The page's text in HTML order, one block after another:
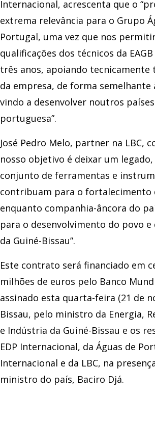
Internacional, acrescenta que o
extrema relevância para o Grupo
Portugal, uma vez que nos
qualificações dos técnicos da
três anos, apoiando tecnicamente
da empresa, de forma semelhante
vindo a desenvolver noutros
portuguesa”.
José Pedro Melo, partner na LBC,
nosso objetivo é deixar um
conjunto de ferramentas e
contribuam para o fortalecimento
enquanto companhia-âncora do
para o desenvolvimento do povo e
da Guiné-Bissau”.
Este contrato será financiado em
milhões de euros pelo Banco
assinado esta quarta-feira (21 de
Bissau, pelo ministro da Energia,
e Indústria da Guiné-Bissau e os
EDP Internacional, da Águas de
Internacional e da LBC, na
ministro do país, Baciro Djá.